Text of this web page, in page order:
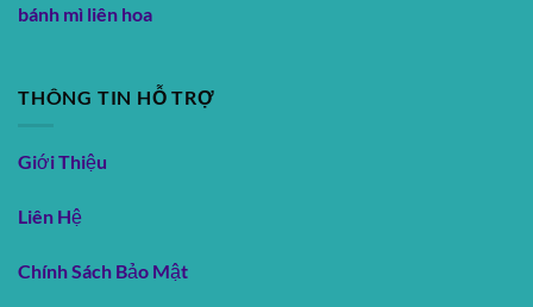
bánh mì liên hoa
THÔNG TIN HỖ TRỢ
Giới Thiệu
Liên Hệ
Chính Sách Bảo Mật